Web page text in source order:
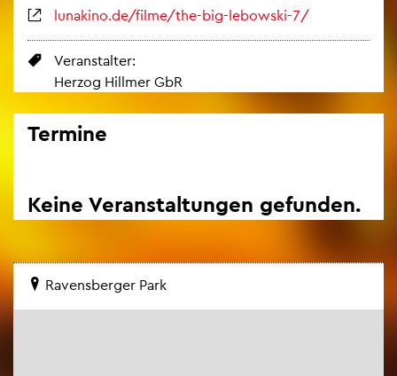
luna­ki­no.de/filme/the-big-le­bow­ski-7/
Ver­an­stal­ter:
Her­zog Hill­mer GbR
Ter­mi­ne
Keine Ver­an­stal­tun­gen ge­fun­den.
Ra­vens­ber­ger Park